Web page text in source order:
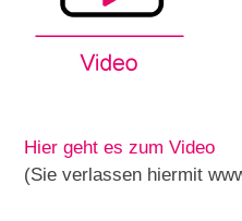
Hier geht es zum Video
(Sie verlassen hiermit